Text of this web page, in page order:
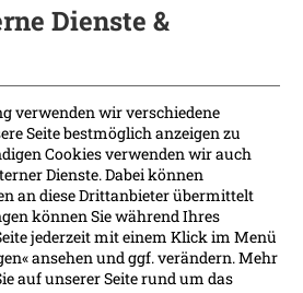
Anreise
Dienste &
verwenden wir verschiedene
Seite bestmöglich anzeigen zu
Cookies verwenden wir auch
Dienste. Dabei können
an diese Drittanbieter übermittelt
können Sie während Ihres
jederzeit mit einem Klick im Menü
ansehen und ggf. verändern. Mehr
auf unserer Seite rund um das